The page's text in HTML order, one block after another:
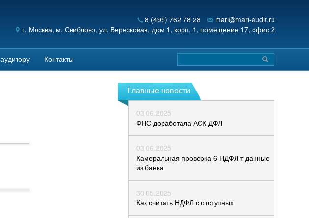
8 (495) 762 78 28
mari@mari-audit.ru
г. Москва, м. Свиблово, ул. Вересковая, дом 1, корп. 1, помещение 17, офис 2
Контакты
Главные новости
03.06.2025
ФНС доработала АСК ДФЛ
03.06.2025
Камеральная проверка 6‑НДФЛ т данные
из банка
30.05.2025
Как считать НДФЛ с отступных